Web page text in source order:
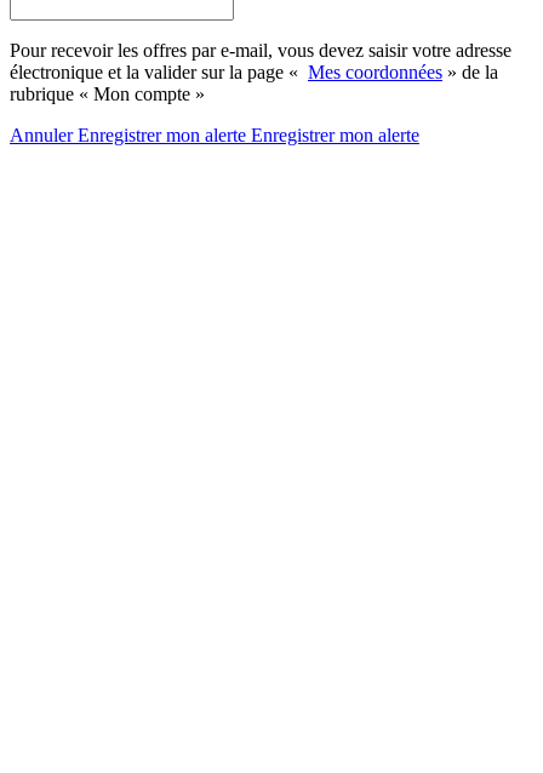
Pour recevoir les offres par e-mail, vous devez saisir votre adresse
électronique et la valider sur la page « Mes coordonnées » de la
rubrique « Mon compte »
AnnulerEnregistrer mon alerte Enregistrermon alerte